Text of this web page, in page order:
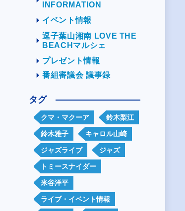
INFORMATION
イベント情報
逗子葉山湘南 LOVE THE
BEACHマルシェ
プレゼント情報
番組審議会 議事録
タグ
クマ・マクーア 鈴木梨江
鈴木雅子 キャロル山崎
ジャズライブ ジャズ
トミースナイダー
米谷洋平
ライブ・イベント情報